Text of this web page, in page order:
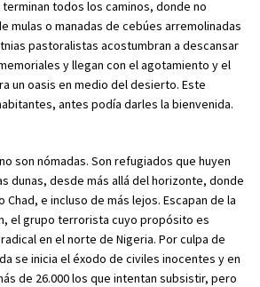
todos los caminos, donde no
mulas o manadas de cebúes arremolinadas
pastoralistas acostumbran a descansar
y llegan con el agotamiento y el
un oasis en medio del desierto. Este
antes podía darles la bienvenida.
son nómadas. Son refugiados que huyen
dunas, desde más allá del horizonte, donde
e incluso de más lejos. Escapan de la
el grupo terrorista cuyo propósito es
en el norte de Nigeria. Por culpa de
se inicia el éxodo de civiles inocentes y en
de 26.000 los que intentan subsistir, pero